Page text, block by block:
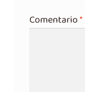
Comentario*